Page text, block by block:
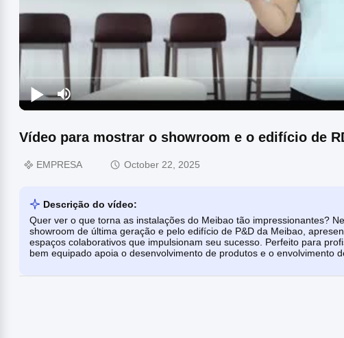
Vídeo para mostrar o showroom e o edifício de
EMPRESA October 22, 2025
Descrição do vídeo:
Quer ver o que torna as instalações do Meibao tão impressionantes?
showroom de última geração e pelo edifício de P&D da Meibao,
espaços colaborativos que impulsionam seu sucesso. Perfeito para
bem equipado apoia o desenvolvimento de produtos e o envolvimento